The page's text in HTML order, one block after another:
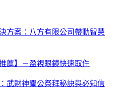
方案：八方有限公司帶動智慧
薦】－盈視眼鏡快速取件
武財神關公祭拜秘訣與必知信